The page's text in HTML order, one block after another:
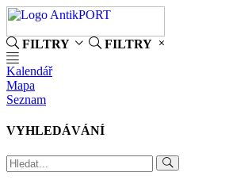
FILTRY
FILTRY
Kalendář
Mapa
Seznam
VYHLEDÁVÁNÍ